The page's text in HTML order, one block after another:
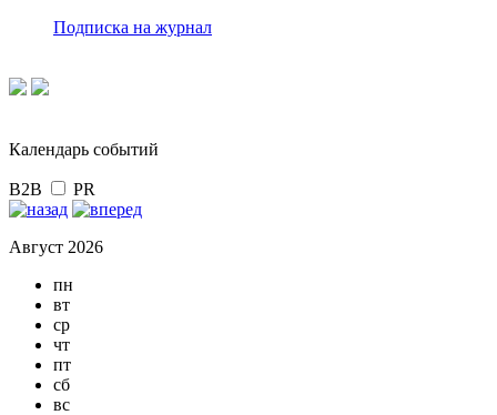
Подписка на журнал
Календарь событий
B2B PR
Август 2026
пн
вт
ср
чт
пт
сб
вс